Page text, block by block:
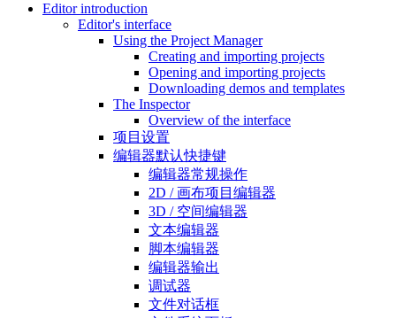
Editor introduction
Editor's interface
Using the Project Manager
Creating and importing projects
Opening and importing projects
Downloading demos and templates
The Inspector
Overview of the interface
项目设置
编辑器默认快捷键
编辑器常规操作
2D / 画布项目编辑器
3D / 空间编辑器
文本编辑器
脚本编辑器
编辑器输出
调试器
文件对话框